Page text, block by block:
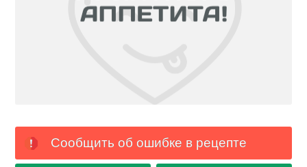
Сообщить об ошибке в рецепте